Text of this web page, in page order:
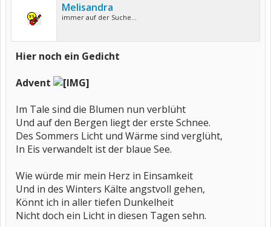
Melisandra
immer auf der Suche...
Hier noch ein Gedicht
Advent
Im Tale sind die Blumen nun verblüht
Und auf den Bergen liegt der erste Schnee.
Des Sommers Licht und Wärme sind verglüht,
In Eis verwandelt ist der blaue See.
Wie würde mir mein Herz in Einsamkeit
Und in des Winters Kälte angstvoll gehen,
Könnt ich in aller tiefen Dunkelheit
Nicht doch ein Licht in diesen Tagen sehn.